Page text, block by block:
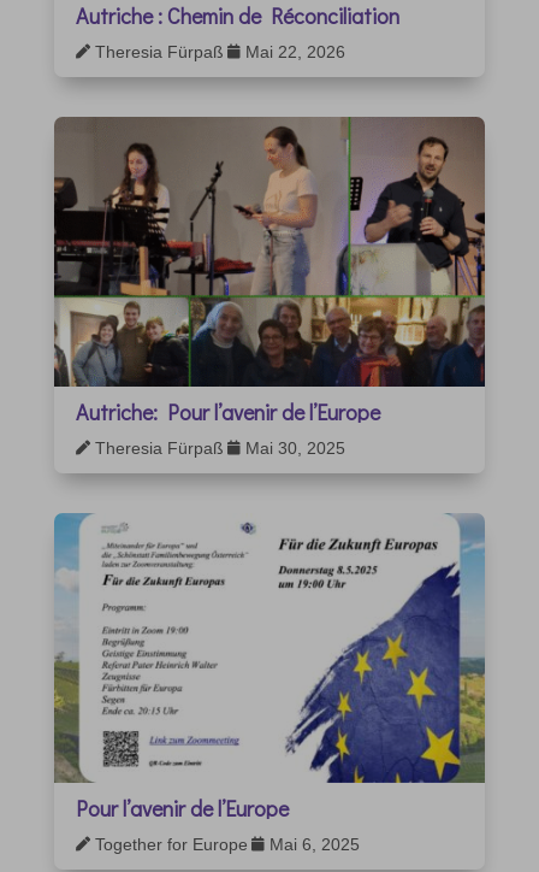
Autriche : Chemin de Réconciliation
 Theresia Fürpaß  Mai 22, 2026
Autriche: Pour l’avenir de l’Europe
 Theresia Fürpaß  Mai 30, 2025
Pour l’avenir de l’Europe
 Together for Europe  Mai 6, 2025